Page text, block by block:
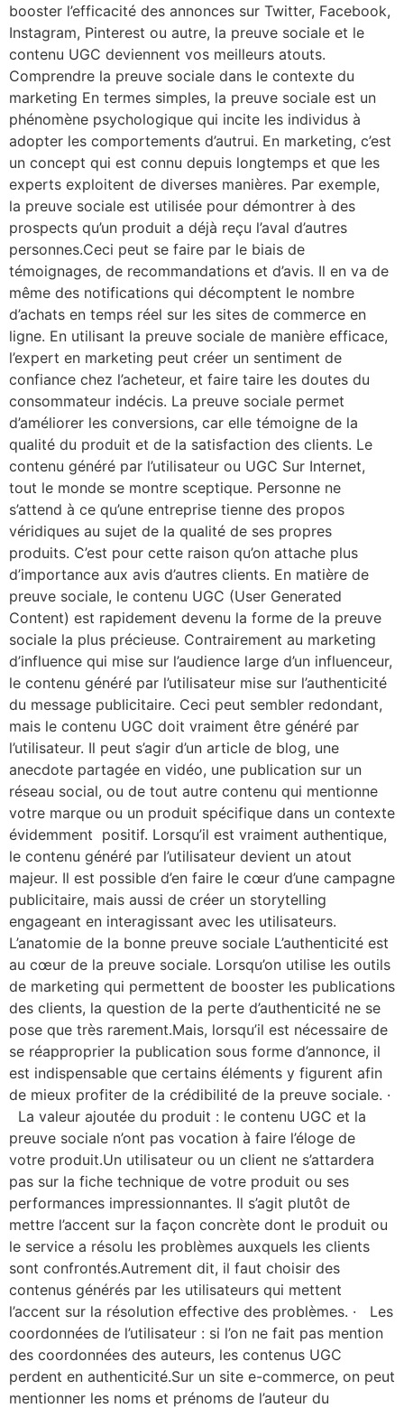
booster l’efficacité des annonces sur Twitter, Facebook,
Instagram, Pinterest ou autre, la preuve sociale et le
contenu UGC deviennent vos meilleurs atouts.
Comprendre la preuve sociale dans le contexte du
marketing En termes simples, la preuve sociale est un
phénomène psychologique qui incite les individus à
adopter les comportements d’autrui. En marketing, c’est
un concept qui est connu depuis longtemps et que les
experts exploitent de diverses manières. Par exemple,
la preuve sociale est utilisée pour démontrer à des
prospects qu’un produit a déjà reçu l’aval d’autres
personnes.Ceci peut se faire par le biais de
témoignages, de recommandations et d’avis. Il en va de
même des notifications qui décomptent le nombre
d’achats en temps réel sur les sites de commerce en
ligne. En utilisant la preuve sociale de manière efficace,
l’expert en marketing peut créer un sentiment de
confiance chez l’acheteur, et faire taire les doutes du
consommateur indécis. La preuve sociale permet
d’améliorer les conversions, car elle témoigne de la
qualité du produit et de la satisfaction des clients. Le
contenu généré par l’utilisateur ou UGC Sur Internet,
tout le monde se montre sceptique. Personne ne
s’attend à ce qu’une entreprise tienne des propos
véridiques au sujet de la qualité de ses propres
produits. C’est pour cette raison qu’on attache plus
d’importance aux avis d’autres clients. En matière de
preuve sociale, le contenu UGC (User Generated
Content) est rapidement devenu la forme de la preuve
sociale la plus précieuse. Contrairement au marketing
d’influence qui mise sur l’audience large d’un influenceur,
le contenu généré par l’utilisateur mise sur l’authenticité
du message publicitaire. Ceci peut sembler redondant,
mais le contenu UGC doit vraiment être généré par
l’utilisateur. Il peut s’agir d’un article de blog, une
anecdote partagée en vidéo, une publication sur un
réseau social, ou de tout autre contenu qui mentionne
votre marque ou un produit spécifique dans un contexte
évidemment positif. Lorsqu’il est vraiment authentique,
le contenu généré par l’utilisateur devient un atout
majeur. Il est possible d’en faire le cœur d’une campagne
publicitaire, mais aussi de créer un storytelling
engageant en interagissant avec les utilisateurs.
L’anatomie de la bonne preuve sociale L’authenticité est
au cœur de la preuve sociale. Lorsqu’on utilise les outils
de marketing qui permettent de booster les publications
des clients, la question de la perte d’authenticité ne se
pose que très rarement.Mais, lorsqu’il est nécessaire de
se réapproprier la publication sous forme d’annonce, il
est indispensable que certains éléments y figurent afin
de mieux profiter de la crédibilité de la preuve sociale. ·
La valeur ajoutée du produit : le contenu UGC et la
preuve sociale n’ont pas vocation à faire l’éloge de
votre produit.Un utilisateur ou un client ne s’attardera
pas sur la fiche technique de votre produit ou ses
performances impressionnantes. Il s’agit plutôt de
mettre l’accent sur la façon concrète dont le produit ou
le service a résolu les problèmes auxquels les clients
sont confrontés.Autrement dit, il faut choisir des
contenus générés par les utilisateurs qui mettent
l’accent sur la résolution effective des problèmes. · Les
coordonnées de l’utilisateur : si l’on ne fait pas mention
des coordonnées des auteurs, les contenus UGC
perdent en authenticité.Sur un site e-commerce, on peut
mentionner les noms et prénoms de l’auteur du